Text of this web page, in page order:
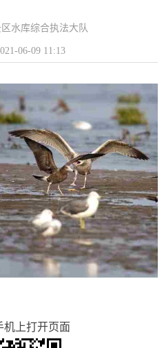
水库综合执法大队
06-09 11:13
机上打开页面